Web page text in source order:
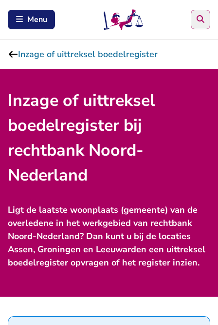
Menu
Inzage of uittreksel boedelregister
Inzage of uittreksel
boedelregister bij
rechtbank Noord-
Nederland
Ligt de laatste woonplaats (gemeente) van de
overledene in het werkgebied van rechtbank
Noord-Nederland? Dan kunt u bij de locaties
Assen, Groningen en Leeuwarden een uittreksel
boedelregister opvragen of het register inzien.